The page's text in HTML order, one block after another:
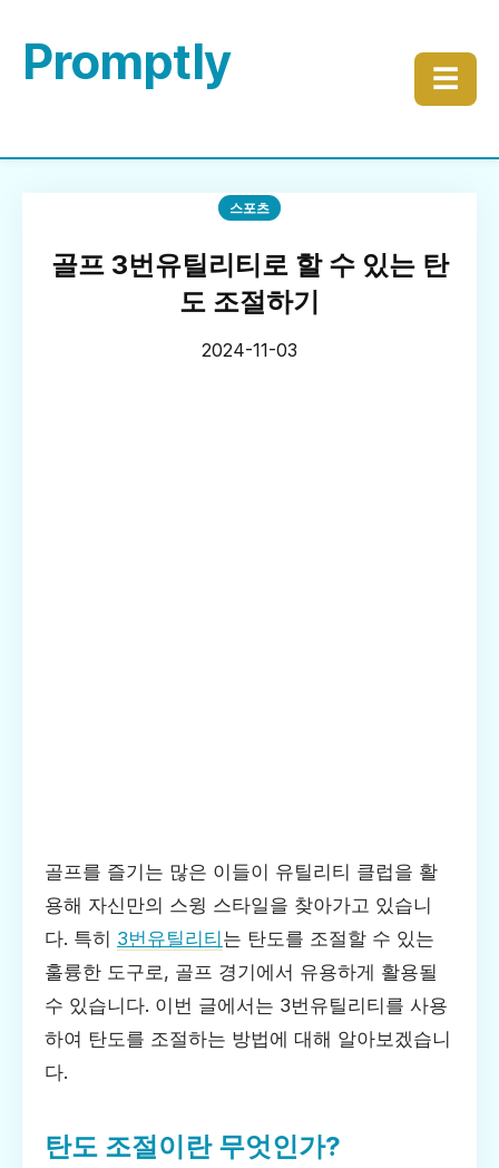
Promptly ☰
스포츠
골프 3번유틸리티로 할 수 있는 탄
도 조절하기
2024-11-03
골프를 즐기는 많은 이들이 유틸리티 클럽을 활
용해 자신만의 스윙 스타일을 찾아가고 있습니
다. 특히 3번유틸리티 는 탄도를 조절할 수 있는
훌륭한 도구로, 골프 경기에서 유용하게 활용될
수 있습니다. 이번 글에서는 3번유틸리티를 사용
하여 탄도를 조절하는 방법에 대해 알아보겠습니
다.
탄도 조절이란 무엇인가?